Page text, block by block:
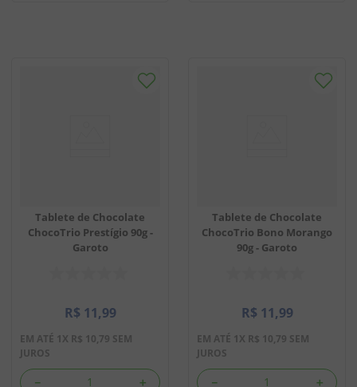
Tablete de Chocolate
ChocoTrio Prestígio 90g -
Garoto
R$ 11,99
EM ATÉ 1X R$ 10,79 SEM
JUROS
＋
－
Tablete de Chocolate
ChocoTrio Bono Morango
90g - Garoto
R$ 11,99
EM ATÉ 1X R$ 10,79 SEM
JUROS
＋
－